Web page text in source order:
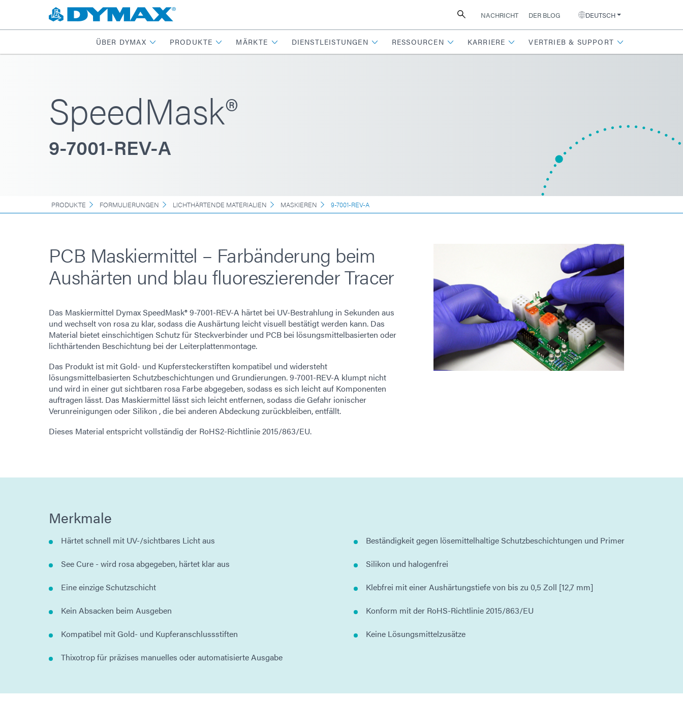
NACHRICHT DER BLOG DEUTSCH
ÜBER DYMAX PRODUKTE MÄRKTE DIENSTLEISTUNGEN RESSOURCEN KARRIERE VERTRIEB & SUPPORT
SpeedMask®
9-7001-REV-A
PRODUKTE FORMULIERUNGEN LICHTHÄRTENDE MATERIALIEN MASKIEREN 9-7001-REV-A
PCB Maskiermittel – Farbänderung beim
Aushärten und blau fluoreszierender Tracer
Das Maskiermittel Dymax SpeedMask® 9-7001-REV-A härtet bei UV-Bestrahlung in Sekunden aus
und wechselt von rosa zu klar, sodass die Aushärtung leicht visuell bestätigt werden kann. Das
Material bietet einschichtigen Schutz für Steckverbinder und PCB bei lösungsmittelbasierten oder
lichthärtenden Beschichtung bei der Leiterplattenmontage.
Das Produkt ist mit Gold- und Kupfersteckerstiften kompatibel und widersteht
lösungsmittelbasierten Schutzbeschichtungen und Grundierungen. 9-7001-REV-A klumpt nicht
und wird in einer gut sichtbaren rosa Farbe abgegeben, sodass es sich leicht auf Komponenten
auftragen lässt. Das Maskiermittel lässt sich leicht entfernen, sodass die Gefahr ionischer
Verunreinigungen oder Silikon , die bei anderen Abdeckung zurückbleiben, entfällt.
Dieses Material entspricht vollständig der RoHS2-Richtlinie 2015/863/EU.
Merkmale
Härtet schnell mit UV-/sichtbares Licht aus
See Cure - wird rosa abgegeben, härtet klar aus
Eine einzige Schutzschicht
Kein Absacken beim Ausgeben
Kompatibel mit Gold- und Kupferanschlussstiften
Thixotrop für präzises manuelles oder automatisierte Ausgabe
Beständigkeit gegen lösemittelhaltige Schutzbeschichtungen und Primer
Silikon und halogenfrei
Klebfrei mit einer Aushärtungstiefe von bis zu 0,5 Zoll [12,7 mm]
Konform mit der RoHS-Richtlinie 2015/863/EU
Keine Lösungsmittelzusätze